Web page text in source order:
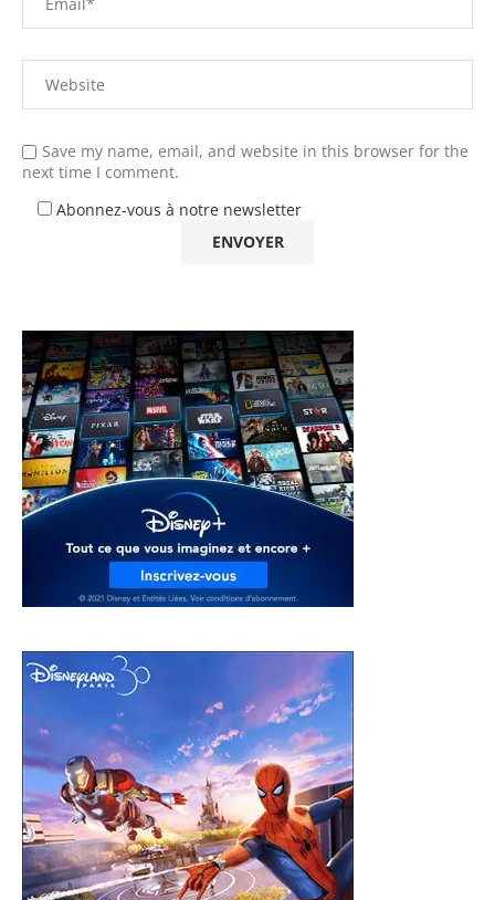
Save my name, email, and website in this browser for the
next time I comment.
Abonnez-vous à notre newsletter